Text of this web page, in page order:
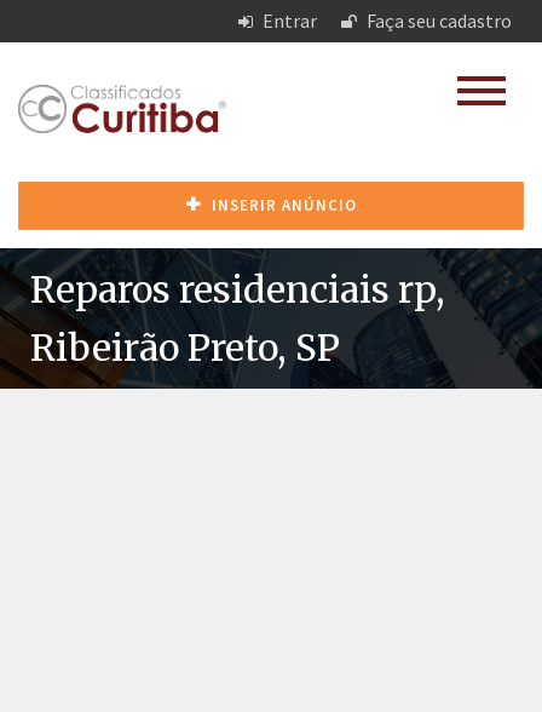
Entrar Faça seu cadastro
INSERIR ANÚNCIO
Reparos residenciais rp,
Ribeirão Preto, SP